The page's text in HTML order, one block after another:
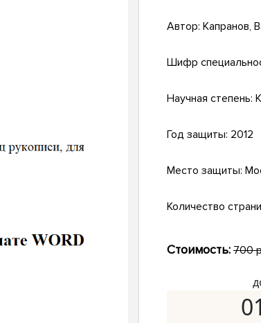
Автор: Капранов,
Шифр
Научная степень:
Год защиты: 2012
Место защиты:
Количество
Стоимость: 700
01